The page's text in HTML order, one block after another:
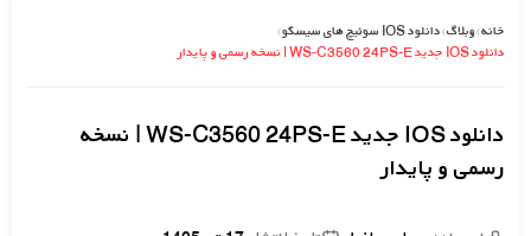
خانه›وبلاگ›دانلود IOS سوئیچ های سیسکو
›
دانلود IOS جدید WS-C3560 24PS-E | نسخه رسمی و پایدار
دانلود IOS جدید WS-C3560 24PS-E | نسخه
رسمی و پایدار